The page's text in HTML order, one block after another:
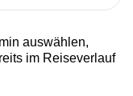
auswählen,
im Reiseverlauf